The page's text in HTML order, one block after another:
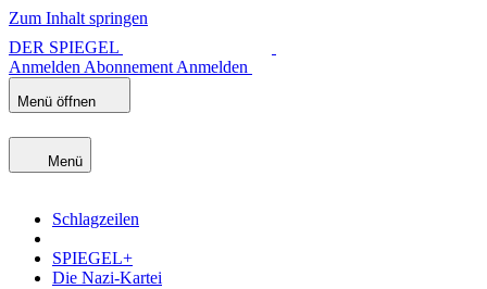
Zum Inhalt springen
DER SPIEGEL
Anmelden Abonnement Anmelden
Menü öffnen
Menü
Schlagzeilen
SPIEGEL+
Die Nazi-Kartei